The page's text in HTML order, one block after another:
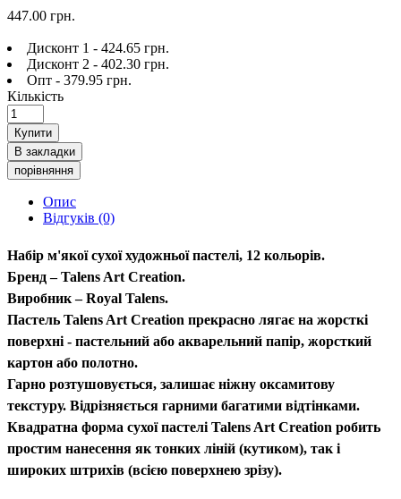
447.00 грн.
Дисконт 1 - 424.65 грн.
Дисконт 2 - 402.30 грн.
Опт - 379.95 грн.
Кількість
Купити
В закладки
порівняння
Опис
Відгуків (0)
Набір м'якої сухої художньої пастелі, 12 кольорів.
Бренд – Talens Art Creation.
Виробник – Royal Talens.
Пастель Talens Art Creation прекрасно лягає на жорсткі
поверхні - пастельний або акварельний папір, жорсткий
картон або полотно.
Гарно розтушовується, залишає ніжну оксамитову
текстуру. Відрізняється гарними багатими відтінками.
Квадратна форма сухої пастелі Talens Art Creation робить
простим нанесення як тонких ліній (кутиком), так і
широких штрихів (всією поверхнею зрізу).